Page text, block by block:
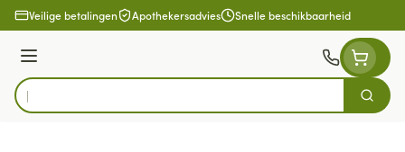
Ga naar de inhoud
Veilige betalingen Apothekersadvies Snelle beschikbaarheid
Menu
Product, merk, categorie...
Zoek